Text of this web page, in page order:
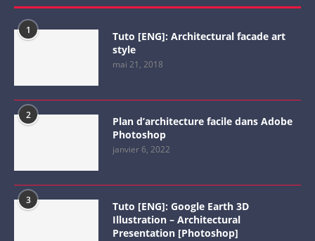
1
Tuto [ENG]: Architectural facade art
style
mai 21, 2018
2
Plan d’architecture facile dans Adobe
Photoshop
janvier 6, 2022
3
Tuto [ENG]: Google Earth 3D
Illustration – Architectural
Presentation [Photoshop]